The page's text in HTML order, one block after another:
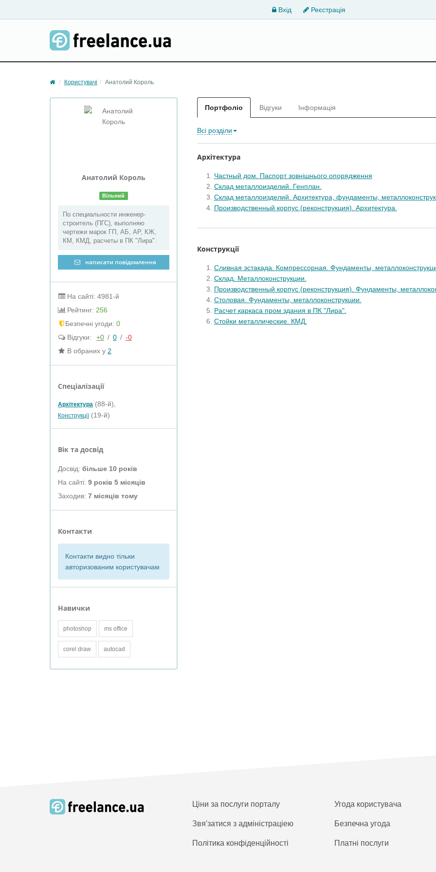
Вхід Реєстрація
Користувачі Анатолий Король
Анатолий Король
Вільний
По специальности инженер-
строитель (ПГС), выполняю
чертежи марок ГП, АБ, АР, КЖ,
КМ, КМД, расчеты в ПК "Лира".
написати повідомлення
На сайті: 4981-й
Рейтинг: 256
Безпечні угоди: 0
Відгуки:
+0 / 0 / -0
В обраних у 2
Спеціалізації
Архітектура (88-й),
Конструкції(19-й)
Вік та досвід
Досвід: більше 10 років
На сайті: 9 років 5 місяців
Заходив: 7 місяців тому
Контакти
Контакти видно тільки
авторизованим користувачам
Навички
photoshop ms office
corel draw autocad
Портфоліо Відгуки Інформація
Всі розділи
Архітектура
Частный дом. Паспорт зовнішнього опорядження
Склад металлоизделий. Генплан.
Склад металлоизделий. Архитектура, фундаменты,
Производственный корпус (реконструкция). Архитектура.
Конструкції
Сливная эстакада. Компрессорная. Фундаменты,
Склад. Металлоконструкции.
Производственный корпус (реконструкция). Фундаменты,
Столовая. Фундаменты, металлоконструкции.
Расчет каркаса пром здания в ПК "Лира".
Стойки металлические. КМД.
Ціни за послуги порталу
Звя'затися з адміністраціею
Політика конфіденційності
Угода користувача
Безпечна угода
Платнi послуги